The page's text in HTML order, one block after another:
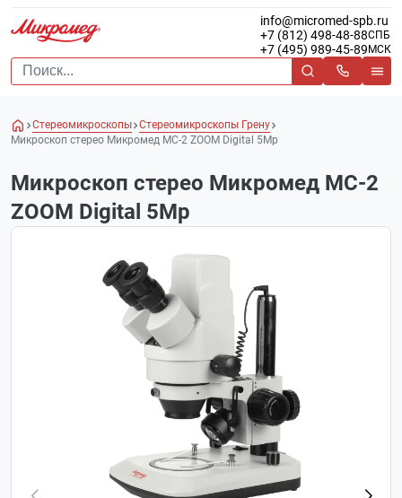
info@micromed-spb.ru
+7 (812) 498-48-88СПБ
+7 (495) 989-45-89 МСК
Стереомикроскопы Стереомикроскопы Грену
Микроскоп стерео Микромед MC-2 ZOOM Digital 5Mp
Микроскоп стерео Микромед MC-2
ZOOM Digital 5Mp